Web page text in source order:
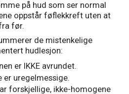
på hud som ser normal
oppstår føflekkreft uten at
før.
de mistenkelige
hudlesjon:
er IKKE avrundet.
er uregelmessige.
forskjellige, ikke-homogene